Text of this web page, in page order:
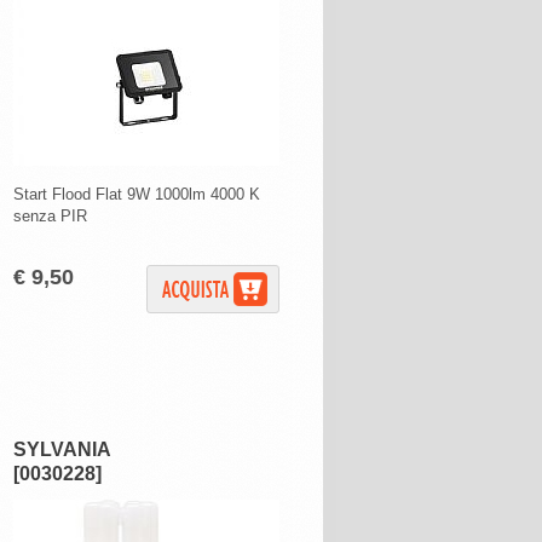
Start Flood Flat 9W 1000lm 4000 K
senza PIR
€ 9,50
SYLVANIA
[0030228]